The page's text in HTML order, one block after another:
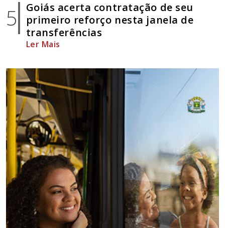
5
Goiás acerta contratação de seu
primeiro reforço nesta janela de
transferências
Ler Mais